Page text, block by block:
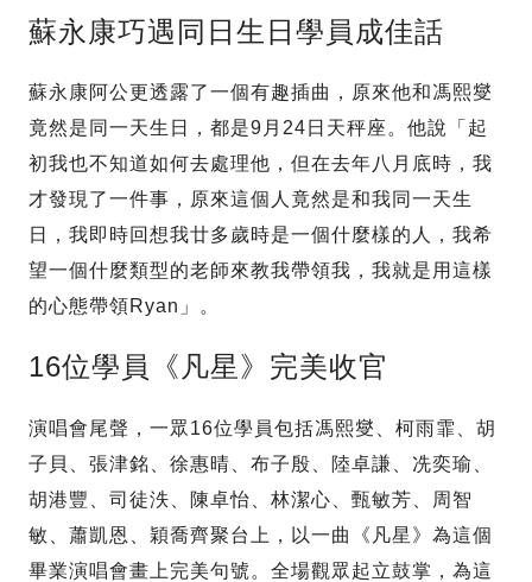
蘇永康巧遇同日生日學員成佳話
蘇永康阿公更透露了一個有趣插曲，原來他和馮熙燮
竟然是同一天生日，都是9月24日天秤座。他說「起
初我也不知道如何去處理他，但在去年八月底時，我
才發現了一件事，原來這個人竟然是和我同一天生
日，我即時回想我廿多歲時是一個什麼樣的人，我希
望一個什麼類型的老師來教我帶領我，我就是用這樣
的心態帶領Ryan」。
16位學員《凡星》完美收官
演唱會尾聲，一眾16位學員包括馮熙燮、柯雨霏、胡
子貝、張津銘、徐惠晴、布子殷、陸卓謙、冼奕瑜、
胡港豐、司徒泆、陳卓怡、林潔心、甄敏芳、周智
敏、蕭凱恩、穎喬齊聚台上，以一曲《凡星》為這個
畢業演唱會畫上完美句號。全場觀眾起立鼓掌，為這